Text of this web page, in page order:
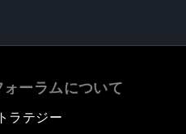
ーラムについて
ラテジー